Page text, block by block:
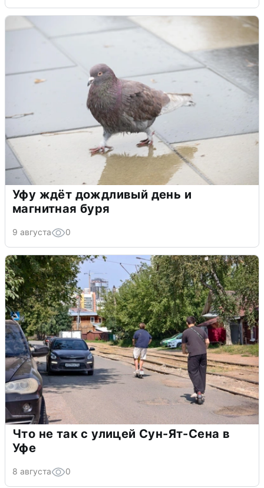
Уфу ждёт дождливый день и
магнитная буря
9 августа 0
Что не так с улицей Сун-Ят-Сена в
Уфе
8 августа 0